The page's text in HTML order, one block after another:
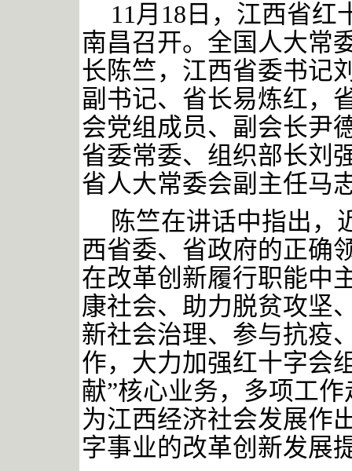
11月18日，江西省红
南昌召开。全国人大常
长陈竺，江西省委书记
副书记、省长易炼红，
会党组成员、副会长尹
省委常委、组织部长刘
省人大常委会副主任马
陈竺在讲话中指出，
西省委、省政府的正确
在改革创新履行职能中
康社会、助力脱贫攻坚
新社会治理、参与抗疫
作，大力加强红十字会
献”核心业务，多项工
为江西经济社会发展作
字事业的改革创新发展